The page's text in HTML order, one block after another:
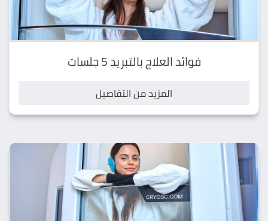
فوائد العلاج بالتبريد 5 جلسات
المزيد من التفاصيل